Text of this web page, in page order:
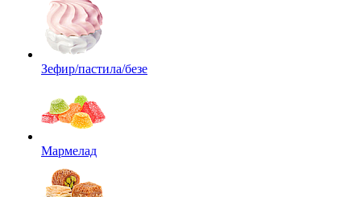
Зефир/пастила/безе
Мармелад